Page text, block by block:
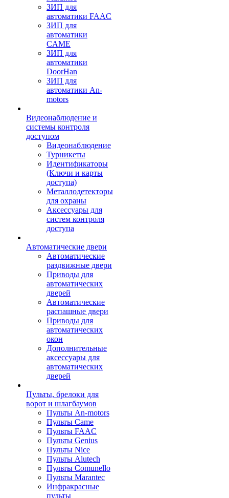
ЗИП для
автоматики FAAC
ЗИП для
автоматики
CAME
ЗИП для
автоматики
DoorHan
ЗИП для
автоматики An-
motors
Видеонаблюдение и
системы контроля
доступом
Видеонаблюдение
Турникеты
Идентификаторы
(Ключи и карты
доступа)
Металлодетекторы
для охраны
Аксессуары для
систем контроля
доступа
Автоматические двери
Автоматические
раздвижные двери
Приводы для
автоматических
дверей
Автоматические
распашные двери
Приводы для
автоматических
окон
Дополнительные
аксессуары для
автоматических
дверей
Пульты, брелоки для
ворот и шлагбаумов
Пульты An-motors
Пульты Came
Пульты FAAC
Пульты Genius
Пульты Nice
Пульты Alutech
Пульты Сomunello
Пульты Marantec
Инфракрасные
пульты